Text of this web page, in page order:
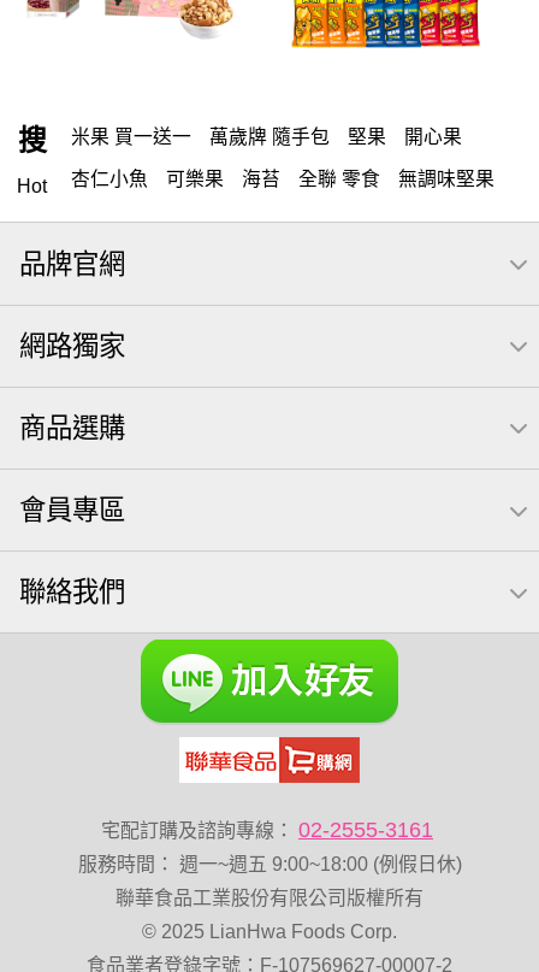
搜
Hot
米果 買一送一 萬歲牌 隨手包 堅果 開心果
杏仁小魚 可樂果 海苔 全聯 零食 無調味堅果
無調味 全聯 禮盒 全聯 素食 堅穀力 綜合纖果
米果 薯條
全聯 拜拜 飲 桶裝堅果 元本山 可樂
三角壽司海苔 核桃
南瓜子 萬歲開心果 三角 荷卡
【萬歲牌】每日堅果系列
無調味綜合果 無糖 堅果飲 果乾 梅子 三角飯糰
全聯 南瓜子
芥末 可樂果 小魚 萬歲牌 米果 蜜汁腰果
可樂果 帆布袋 蔓越梅
綜合堅果 Diy飯糰 芝麻 魚 脆烤
元氣什穀堅果飲 烘焙 萬歲牌 堅果小包裝活力堅果
海苔 芥末味 萬歲牌 蔓越莓 無加糖
開心果 萬歲牌 全聯 堅果 萬歲牌小魚
總匯點心 寶咖咖 15g 全聯 核桃 三角飯
堅果禮盒 無添加 乳清 豌豆 脆片 穀物棒
總匯點心包 低溫烘焙 寶寶 海苔
品牌官網
網路獨家
商品選購
會員專區
聯絡我們
宅配訂購及諮詢專線： 02-2555-3161
服務時間 ：
週一~週五 9:00~18:00 (例假日休)
聯華食品工業股份有限公司版權所有
© 2025 LianHwa Foods Corp.
食品業者登錄字號：F-107569627-00007-2